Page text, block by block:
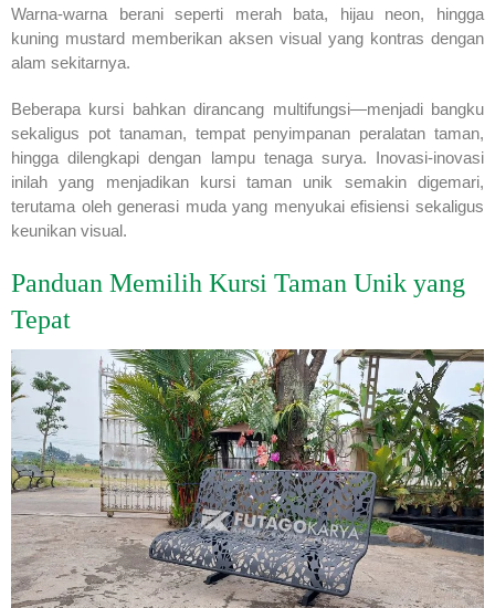
Warna-warna berani seperti merah bata, hijau neon, hingga
kuning mustard memberikan aksen visual yang kontras dengan
alam sekitarnya.
Beberapa kursi bahkan dirancang multifungsi—menjadi bangku
sekaligus pot tanaman, tempat penyimpanan peralatan taman,
hingga dilengkapi dengan lampu tenaga surya. Inovasi-inovasi
inilah yang menjadikan kursi taman unik semakin digemari,
terutama oleh generasi muda yang menyukai efisiensi sekaligus
keunikan visual.
Panduan Memilih Kursi Taman Unik yang
Tepat